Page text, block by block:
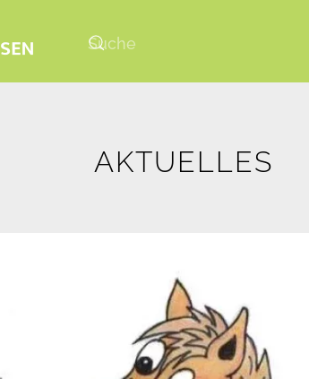
AKTUELLES